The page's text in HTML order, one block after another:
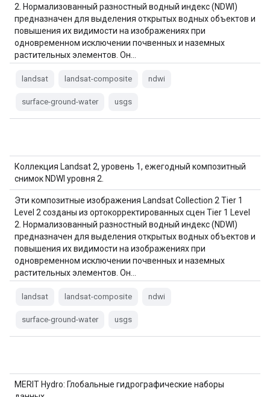
2. Нормализованный разностный водный индекс (NDWI)
предназначен для выделения открытых водных объектов и
повышения их видимости на изображениях при
одновременном исключении почвенных и наземных
растительных элементов. Он…
landsat landsat-composite ndwi
surface-ground-water usgs
Коллекция Landsat 2, уровень 1, ежегодный композитный
снимок NDWI уровня 2.
Эти композитные изображения Landsat Collection 2 Tier 1
Level 2 созданы из ортокорректированных сцен Tier 1 Level
2. Нормализованный разностный водный индекс (NDWI)
предназначен для выделения открытых водных объектов и
повышения их видимости на изображениях при
одновременном исключении почвенных и наземных
растительных элементов. Он…
landsat landsat-composite ndwi
surface-ground-water usgs
MERIT Hydro: Глобальные гидрографические наборы